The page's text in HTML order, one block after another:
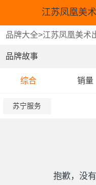
江苏凤凰美
品牌大全>江苏凤凰美术
品牌故事
综合 销量
苏宁服务
抱歉，没